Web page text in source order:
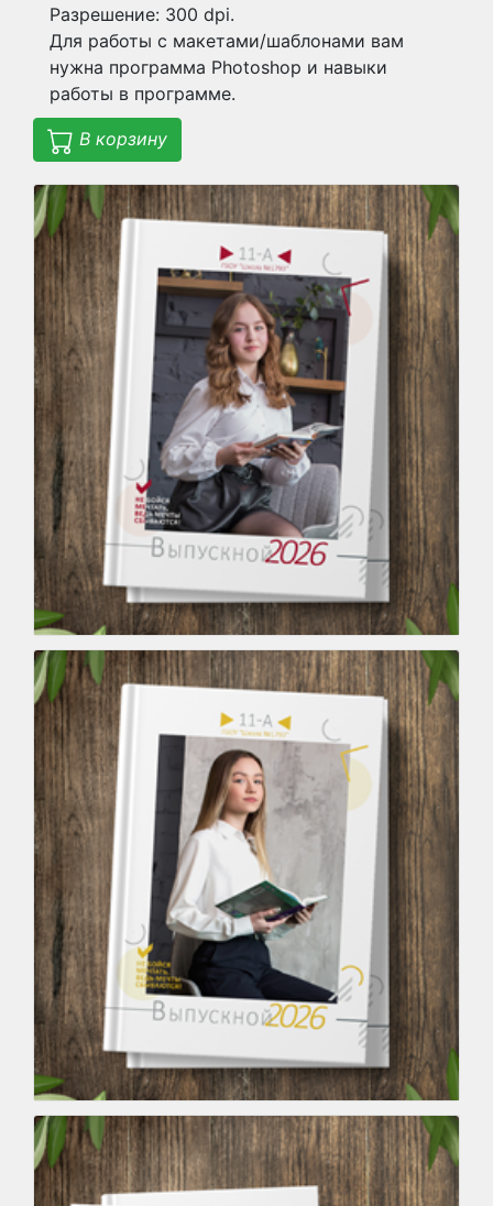
Разрешение: 300 dpi.
Для работы с макетами/шаблонами вам
нужна программа Photoshop и навыки
работы в программе.
В корзину